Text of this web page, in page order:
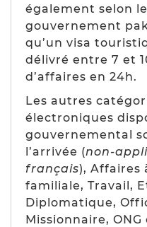
également selon
gouvernement
qu’un visa
délivré entre 7 et
d’affaires en 24h.
Les autres
électroniques
gouvernemental
l’arrivée (non-
français), Affaires
familiale, Travail,
Diplomatique,
Missionnaire,